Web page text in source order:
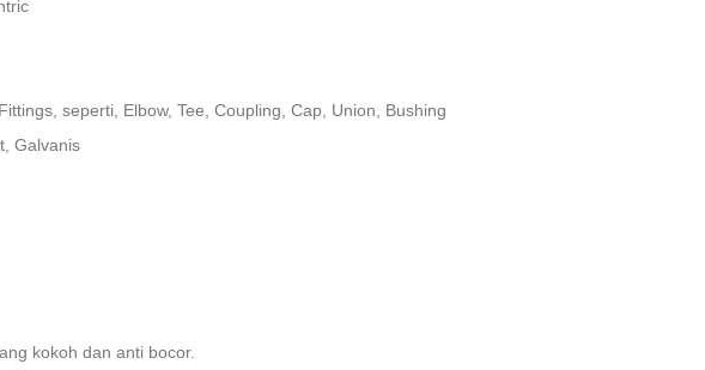
seperti, Elbow, Tee, Coupling, Cap, Union, Bushing
Galvanis
kokoh dan anti bocor.